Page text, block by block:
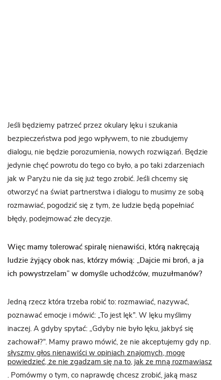
Jeśli będziemy patrzeć przez okulary lęku i szukania
bezpieczeństwa pod jego wpływem, to nie zbudujemy
dialogu, nie będzie porozumienia, nowych rozwiązań. Będzie
jedynie chęć powrotu do tego co było, a po taki zdarzeniach
jak w Paryżu nie da się już tego zrobić. Jeśli chcemy się
otworzyć na świat partnerstwa i dialogu to musimy ze sobą
rozmawiać, pogodzić się z tym, że ludzie będą popełniać
błędy, podejmować złe decyzje.
Więc mamy tolerować spiralę nienawiści, którą nakręcają
ludzie żyjący obok nas, którzy mówią: „Dajcie mi broń, a ja
ich powystrzelam” w domyśle uchodźców, muzułmanów?
Jedną rzecz która trzeba robić to: rozmawiać, nazywać,
poznawać emocje i mówić: „To jest lęk”. W lęku myślimy
inaczej. A gdyby spytać: „Gdyby nie było lęku, jakbyś się
zachował?”. Mamy prawo mówić, że nie akceptujemy gdy np.
słyszmy głos nienawiści w opiniach znajomych, mogę
powiedzieć, że nie zgadzam się na to, jak ze mną rozmawiasz
. Pomówmy o tym, co naprawdę chcesz zrobić, jaką masz